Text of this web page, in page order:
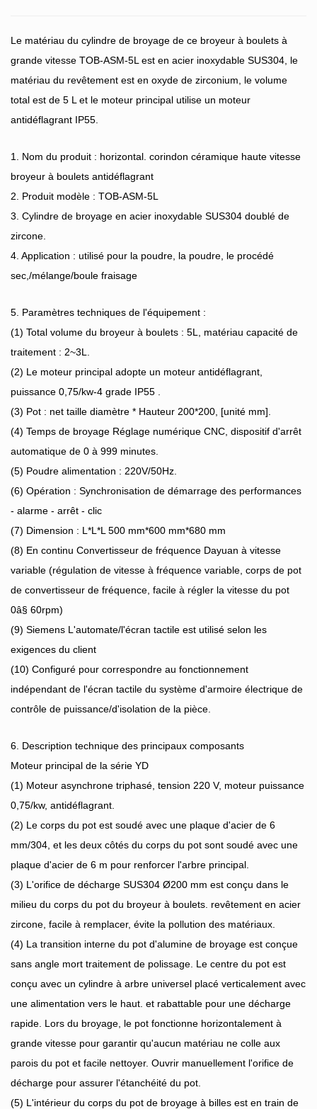
Le matériau du cylindre de broyage de ce broyeur à boulets à
grande vitesse TOB-ASM-5L est en acier inoxydable SUS304, le
matériau du revêtement est en oxyde de zirconium, le volume
total est de 5 L et le moteur principal utilise un moteur
antidéflagrant IP55.
1. Nom du produit : horizontal. corindon céramique haute vitesse
broyeur à boulets antidéflagrant
2. Produit modèle : TOB-ASM-5L
3. Cylindre de broyage en acier inoxydable SUS304 doublé de
zircone.
4. Application : utilisé pour la poudre, la poudre, le procédé
sec,/mélange/boule fraisage
5. Paramètres techniques de l'équipement :
(1) Total volume du broyeur à boulets : 5L, matériau capacité de
traitement : 2~3L.
(2) Le moteur principal adopte un moteur antidéflagrant,
puissance 0,75/kw-4 grade IP55 .
(3) Pot : net taille diamètre * Hauteur 200*200, [unité mm].
(4) Temps de broyage Réglage numérique CNC, dispositif d'arrêt
automatique de 0 à 999 minutes.
(5) Poudre alimentation : 220V/50Hz.
(6) Opération : Synchronisation de démarrage des performances
- alarme - arrêt - clic
(7) Dimension : L*L*L 500 mm*600 mm*680 mm
(8) En continu Convertisseur de fréquence Dayuan à vitesse
variable (régulation de vitesse à fréquence variable, corps de pot
de convertisseur de fréquence, facile à régler la vitesse du pot
0â§ 60rpm)
(9) Siemens L'automate/l'écran tactile est utilisé selon les
exigences du client
(10) Configuré pour correspondre au fonctionnement
indépendant de l'écran tactile du système d'armoire électrique de
contrôle de puissance/d'isolation de la pièce.
6. Description technique des principaux composants
Moteur principal de la série YD
(1) Moteur asynchrone triphasé, tension 220 V, moteur puissance
0,75/kw, antidéflagrant.
(2) Le corps du pot est soudé avec une plaque d'acier de 6
mm/304, et les deux côtés du corps du pot sont soudé avec une
plaque d'acier de 6 m pour renforcer l'arbre principal.
(3) L'orifice de décharge SUS304 Ø200 mm est conçu dans le
milieu du corps du pot du broyeur à boulets. revêtement en acier
zircone, facile à remplacer, évite la pollution des matériaux.
(4) La transition interne du pot d'alumine de broyage est conçue
sans angle mort traitement de polissage. Le centre du pot est
conçu avec un cylindre à arbre universel placé verticalement avec
une alimentation vers le haut. et rabattable pour une décharge
rapide. Lors du broyage, le pot fonctionne horizontalement à
grande vitesse pour garantir qu'aucun matériau ne colle aux
parois du pot et facile nettoyer. Ouvrir manuellement l'orifice de
décharge pour assurer l'étanchéité du pot.
(5) L'intérieur du corps du pot de broyage à billes est en train de